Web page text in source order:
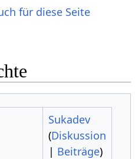
für diese Seite
Sukadev
(Diskussion
| Beiträge)